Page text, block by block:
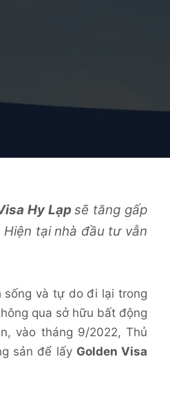
Hy Lạpsẽ tăng gấp
tại nhà đầu tư vẫn
sống và tự do đi lại trong
qua sở hữu bất động
vào tháng 9/2022, Thủ
sản để lấy Golden Visa